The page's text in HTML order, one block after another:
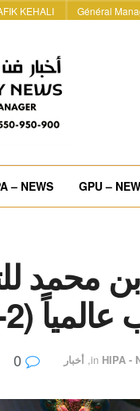
Général
KEHALI
GPU –
– NEWS
محمد
(2-2)
in HIPA -
, أخبار